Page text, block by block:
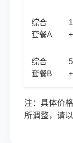
综合
套餐A
综合
套餐B
注：具体价
所调整，请